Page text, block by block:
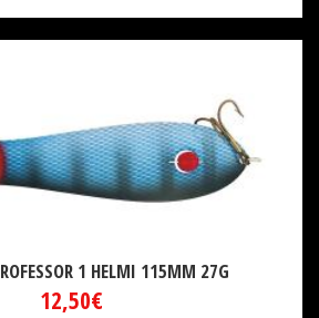
1 HELMI 115MM 27G
12,50€